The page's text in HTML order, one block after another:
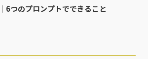
6つのプロンプトでできること